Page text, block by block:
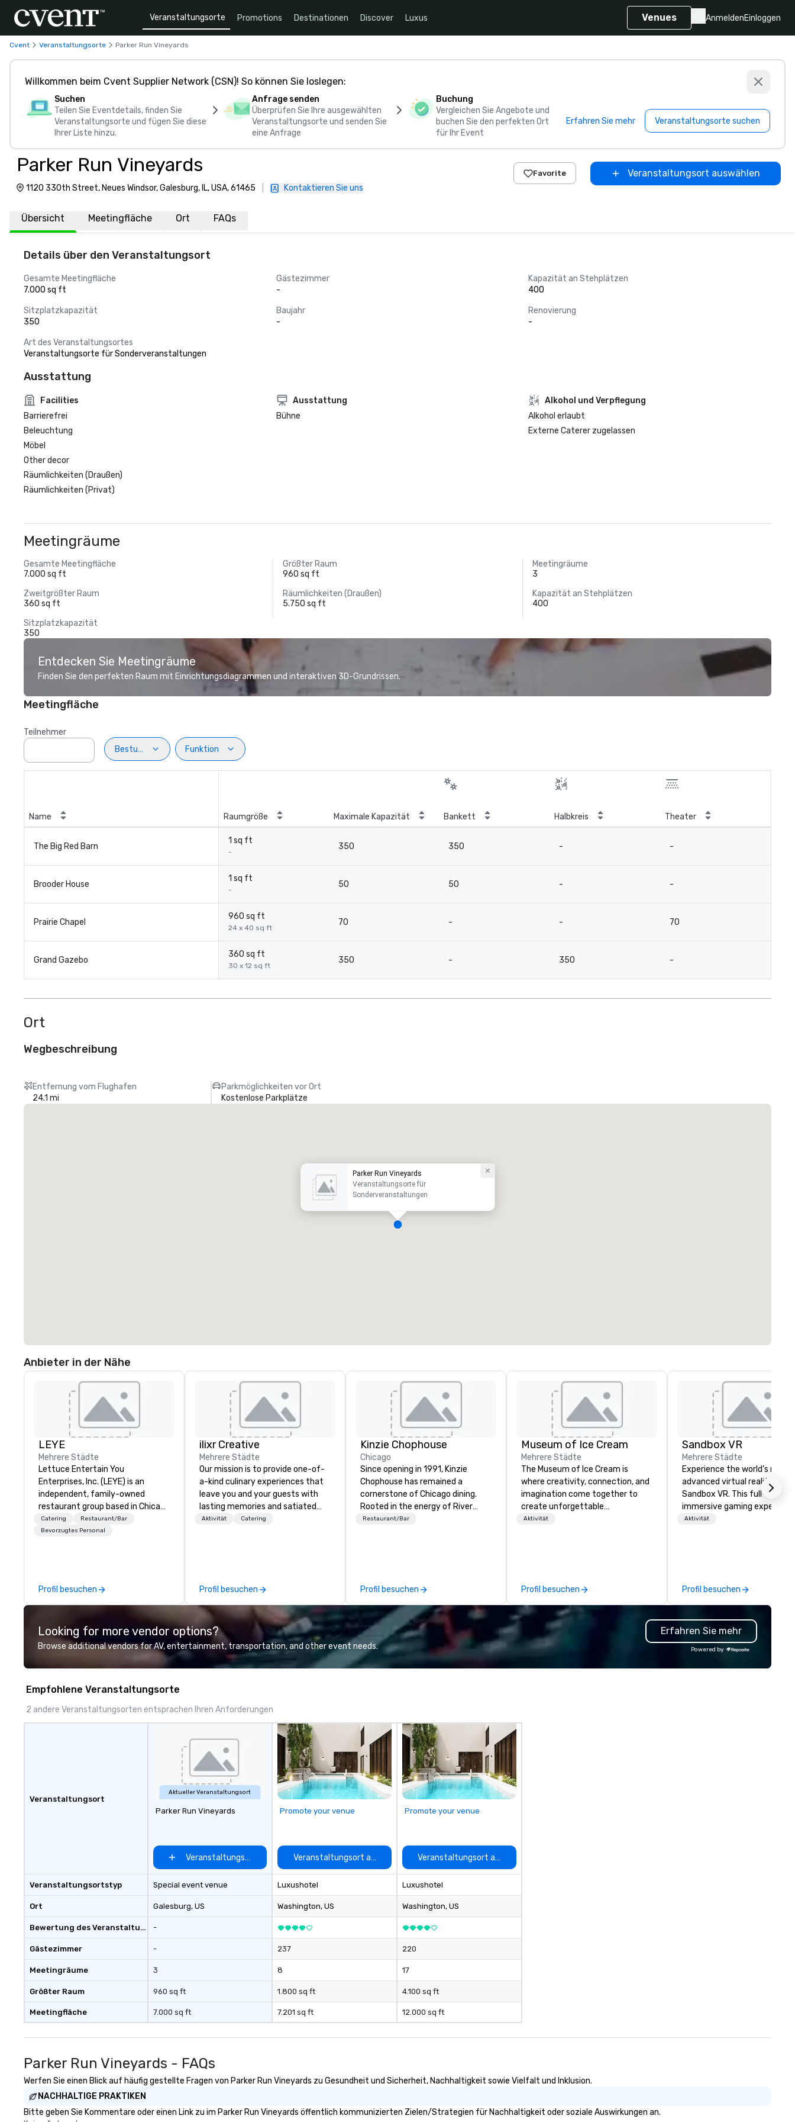
Veranstaltungsorte Promotions Destinationen Discover Luxus Venues AnmeldenEinloggen
Cvent Veranstaltungsorte Parker Run Vineyards
Willkommen beim Cvent Supplier Network (CSN)! So können Sie loslegen:
Suchen
Teilen Sie Eventdetails, finden Sie
Veranstaltungsorte und fügen Sie diese
Ihrer Liste hinzu.
Anfrage senden
Überprüfen Sie Ihre ausgewählten
Veranstaltungsorte und senden Sie
eine Anfrage
Buchung
Vergleichen Sie Angebote und
buchen Sie den perfekten Ort
für Ihr Event
Erfahren Sie mehr Veranstaltungsorte suchen
Parker Run Vineyards
1120 330th Street, Neues Windsor, Galesburg, IL, USA, 61465 Kontaktieren Sie uns
Favorite Veranstaltungsort auswählen
Übersicht Meetingfläche Ort FAQs
Details über den Veranstaltungsort
Gesamte Meetingfläche
7.000 sq ft
Gästezimmer
-
Kapazität an Stehplätzen
400
Sitzplatzkapazität
350
Baujahr
-
Renovierung
-
Art des Veranstaltungsortes
Veranstaltungsorte für Sonderveranstaltungen
Ausstattung
Facilities
Barrierefrei
Beleuchtung
Möbel
Other decor
Räumlichkeiten (Draußen)
Räumlichkeiten (Privat)
Ausstattung
Bühne
‪Alkohol‬ und Verpflegung
‪Alkohol‬ erlaubt
Externe Caterer zugelassen
Meetingräume
Gesamte Meetingfläche
7.000 sq ft
Größter Raum
960 sq ft
Meetingräume
3
Zweitgrößter Raum
360 sq ft
Räumlichkeiten (Draußen)
5.750 sq ft
Kapazität an Stehplätzen
400
Sitzplatzkapazität
350
Entdecken Sie Meetingräume
Finden Sie den perfekten Raum mit Einrichtungsdiagrammen und interaktiven 3D-Grundrissen.
Meetingfläche
Teilnehmer
Bestuhlung
Funktion
Name Raumgröße Maximale Kapazität Bankett Halbkreis Theater
The Big Red Barn
1 sq ft
-
350 350 - -
Brooder House
1 sq ft
-
50 50 - -
Prairie Chapel
960 sq ft
24 x 40 sq ft
70 - - 70
Grand Gazebo
360 sq ft
30 x 12 sq ft
350 - 350 -
Ort
Wegbeschreibung
Entfernung vom Flughafen
24.1 mi
Parkmöglichkeiten vor Ort
Kostenlose Parkplätze
Parker Run Vineyards
Veranstaltungsorte für
Sonderveranstaltungen
Anbieter in der Nähe
LEYE
Mehrere Städte
Lettuce Entertain You
Enterprises, Inc. (LEYE) is an
independent, family-owned
restaurant group based in Chicago
that owns, manages and licenses
more than 130 establishments in
Melman and Jerry A. Orzoff with
the opening of R.J. Grunts and
today, thanks to the creativity of
our partners, we proudly service
guests at more than 60 concepts
ranging from fast casual to fine
dining restaurants.
Catering
Restaurant/Bar
Bevorzugtes Personal
Profil besuchen
ilixr Creative
Mehrere Städte
Our mission is to provide one-of-
a-kind culinary experiences that
leave you and your guests with
lasting memories and satiated
palates. Every detail is
brings a level of excellence rarely
found in the catering industry.
Aktivität Catering
Profil besuchen
Kinzie Chophouse
Chicago
Since opening in 1991, Kinzie
Chophouse has remained a
cornerstone of Chicago dining.
Rooted in the energy of River
North, Kinzie pairs the traditions
itself. On the plate, Kinzie
showcases both wet- and dry-
aged prime cuts from longtime
purveyor Meats by Linz, served
alongside fresh seafood and
timeless steakhouse sides.
Complemented by tableside
and newcomers feel at home–a
neighborhood steakhouse that is
unmistakably Chicago.
Restaurant/Bar
Profil besuchen
Museum of Ice Cream
Mehrere Städte
The Museum of Ice Cream is
where creativity, connection, and
imagination come together to
create unforgettable
corporate/convention/meeting
moments your attendees will
rave about. From immersive
installations to our iconic Sprinkle
Pool, every space is crafted to
inspire engagement, spark joy, and
Your guests can enjoy playful
Aktivität
Profil besuchen
Sandbox VR
Mehrere Städte
Experience the world’s most
advanced virtual reality at
Sandbox VR. This full-body,
immersive gaming
transports groups into new
not just throwing a party,
living one that you and your
guests will actually
Gather your squad, pick your
world, and let us handle the
Whether you're celebrating a
milestone, bonding with your
Aktivität
Profil besuchen
Looking for more vendor options?
Browse additional vendors for AV, entertainment, transportation, and other event needs.
Erfahren Sie mehr
Powered by
Empfohlene Veranstaltungsorte
2 andere Veranstaltungsorten entsprachen Ihren Anforderungen
Veranstaltungsort
Veranstaltungsortstyp
Ort
Bewertung des Veranstaltungsortes
Gästezimmer
Meetingräume
Größter Raum
Meetingfläche
Aktueller Veranstaltungsort
Parker Run Vineyards
Veranstaltungsort auswählen
Special event venue
Galesburg, US
-
-
3
960 sq ft
7.000 sq ft
Promote your venue
Veranstaltungsort auswählen
Luxushotel
Washington, US
237
8
1.800 sq ft
7.201 sq ft
Promote your venue
Veranstaltungsort auswählen
Luxushotel
Washington, US
220
17
4.100 sq ft
12.000 sq ft
Parker Run Vineyards - FAQs
Werfen Sie einen Blick auf häufig gestellte Fragen von Parker Run Vineyards zu Gesundheit und Sicherheit, Nachhaltigkeit sowie Vielfalt und Inklusion.
NACHHALTIGE PRAKTIKEN
Bitte geben Sie Kommentare oder einen Link zu im Parker Run Vineyards öffentlich kommunizierten Zielen/Strategien für Nachhaltigkeit oder soziale Auswirkungen an.